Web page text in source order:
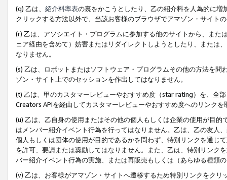
(q) 乙は、 紹介料率表の裏をかこうとしたり、乙の紹介料を人為的に
クリックする方法以外で、当該お客様のブラウザでアマゾン・サイト
(r) 乙は、アソシエイト・プログラムに参加する他のサイトから、ま
ェア経由を含めて）妨害またはリダイレクトしようとしたり、または
なりません。
(s) 乙は、ロボットまたはソフトウェア・プログラムその他の方法を
ゾン・サイト上でのセッションを作出してはなりません。
(t) 乙は、甲のカスタマーレビューやおすすめ度（star rating）を、全
Creators APIを経由してカスタマーレビューやおすすめ度へのリンクを
(u) 乙は、乙自身の使用またはその他の個人もしくは企業の使用が目
はメンバー紹介イベント行為を行ってはなりません。乙は、乙の友人
個人もしくは団体の使用が目的であるかを問わず、特別リンクを通じ
を許可、要請または奨励してはなりません。また、乙は、特別リンク
バー紹介イベント行為の実施、または再販売もしくは（あらゆる種類
(v) 乙は、お客様がアマゾン・サイトへ遷移するため特別リンクをク